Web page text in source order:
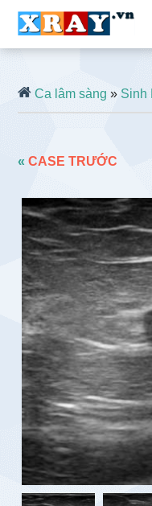
Ca lâm sàng »Sinh
«CASE TRƯỚC